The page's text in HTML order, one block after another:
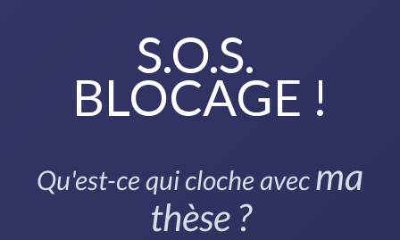
S.O.S.
BLOCAGE !
Qu'est-ce qui cloche avecma
thèse ?